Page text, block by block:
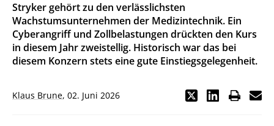
Stryker gehört zu den verlässlichsten
Wachstumsunternehmen der Medizintechnik. Ein
Cyberangriff und Zollbelastungen drückten den Kurs
in diesem Jahr zweistellig. Historisch war das bei
diesem Konzern stets eine gute Einstiegsgelegenheit.
Klaus Brune, 02. Juni 2026